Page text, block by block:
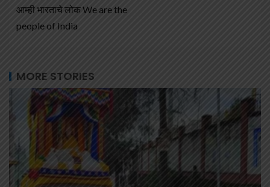
आम्ही भारताचे लोक We are the
people of India
MORE STORIES